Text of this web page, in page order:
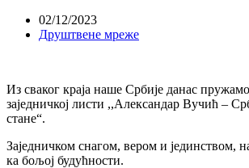
02/12/2023
Друштвене мреже
Из сваког краја наше Србије данас
заједничкој листи ,,Александар Вучић –
стане“.
Заједничком снагом, вером и јединством,
ка бољој будућности.